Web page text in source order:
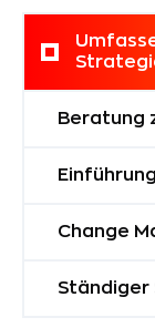
Beratung
Change
Ständiger